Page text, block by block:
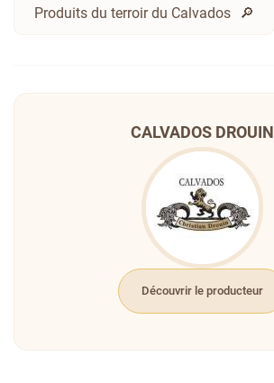
Produits du terroir du Calvados
CALVADOS DROUIN
Découvrir le producteur